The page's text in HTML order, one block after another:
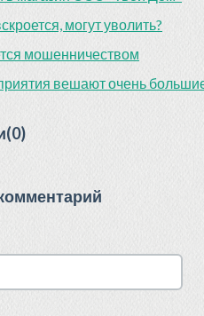
могут уволить?
мошенничеством
вешают очень